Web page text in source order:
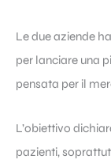
Le due aziende
per lanciare una
pensata per il
L’obiettivo
pazienti,